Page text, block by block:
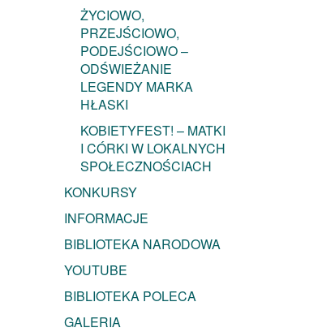
ŻYCIOWO,
PRZEJŚCIOWO,
PODEJŚCIOWO –
ODŚWIEŻANIE
LEGENDY MARKA
HŁASKI
KOBIETYFEST! – MATKI
I CÓRKI W LOKALNYCH
SPOŁECZNOŚCIACH
KONKURSY
INFORMACJE
BIBLIOTEKA NARODOWA
YOUTUBE
BIBLIOTEKA POLECA
GALERIA